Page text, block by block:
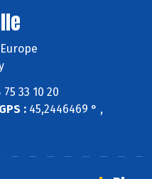
75 33 10 20
: 45,2446469 ° ,